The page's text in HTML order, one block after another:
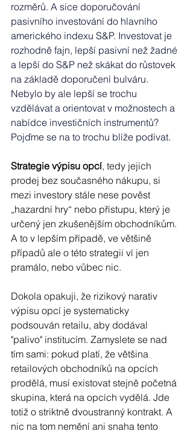
rozměrů. A sice doporučování
pasivního investování do hlavního
amerického indexu S&P. Investovat je
rozhodně fajn, lepší pasivní než žadné
a lepší do S&P než skákat do růstovek
na základě doporučení bulváru.
Nebylo by ale lepší se trochu
vzdělávat a orientovat v možnostech a
nabídce investičních instrumentů?
Pojďme se na to trochu blíže podívat.
Strategie výpisu opcí, tedy jejich
prodej bez současného nákupu, si
mezi investory stále nese pověst
„hazardní hry“ nebo přístupu, který je
určený jen zkušenějším obchodníkům.
A to v lepším případě, ve většině
případů ale o této strategii ví jen
pramálo, nebo vůbec nic.
Dokola opakuji, že rizikový narativ
výpisu opcí je systematicky
podsouván retailu, aby dodával
"palivo" institucím. Zamyslete se nad
tím sami: pokud platí, že většina
retailových obchodníků na opcích
prodělá, musí existovat stejně početná
skupina, která na opcích vydělá. Jde
totiž o striktně dvoustranný kontrakt. A
nic na tom nemění ani snaha tento